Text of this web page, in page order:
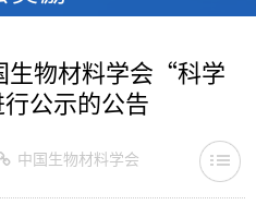
生物材料学会“科学
公示的公告
中国生物材料学会